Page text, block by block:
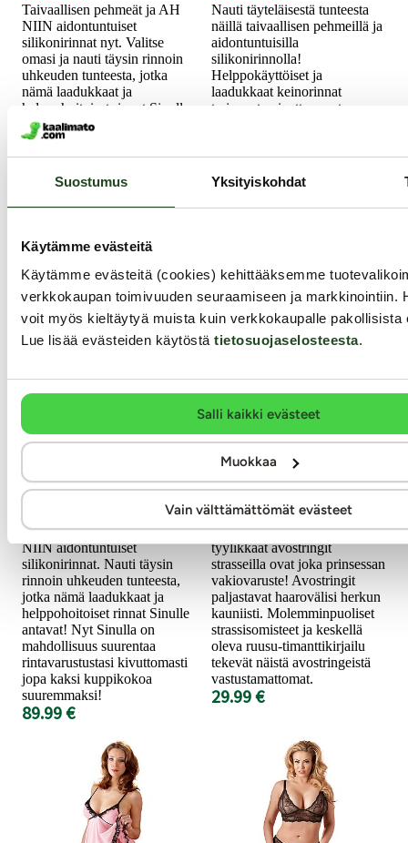
Suostumus Yksityiskohdat
Käytämme evästeitä
Käytämme evästeitä (cookies) kehittääksemme
verkkokaupan toimivuuden seuraamiseen ja markkinointiin.
voit myös kieltäytyä muista kuin verkkokaupalle pakollisista
Lue lisää evästeiden käytöstä tietosuojaselosteesta.
Salli kaikki evästeet
Muokkaa
Vain välttämättömät evästeet
Taivaallisen pehmeät ja AH
NIIN aidontuntuiset
silikonirinnat nyt. Valitse
omasi ja nauti täysin rinnoin
uhkeuden tunteesta, jotka
nämä laadukkaat ja
helppohoitoiset rinnat Sinulle
antavat! Nyt Sinulla on
mahdollisuus suurentaa
rintavarustustasi kivuttomasti
jopa neljä kuppikokoa
suuremmaksi!
199.99 €
Nauti täyteläisestä tunteesta
näillä taivaallisen pehmeillä ja
aidontuntuisilla
silikonirinnolla!
Helppokäyttöiset ja
laadukkaat keinorinnat
tarjoavat vaivattoman tavan
kivuttomasti.
119.99 €
Silikonirinnat, S-
koko
Taivaallisen pehmeät ja AH
NIIN aidontuntuiset
silikonirinnat. Nauti täysin
rinnoin uhkeuden tunteesta,
jotka nämä laadukkaat ja
helppohoitoiset rinnat Sinulle
antavat! Nyt Sinulla on
mahdollisuus suurentaa
rintavarustustasi kivuttomasti
jopa kaksi kuppikokoa
suuremmaksi!
89.99 €
Cottelli Collection
String with black
Kimaltavan seksikkäät ja
tyylikkäät avostringit
strasseilla ovat joka prinsessan
vakiovaruste! Avostringit
paljastavat haarovälisi herkun
kauniisti. Molemminpuoliset
strassisomisteet ja keskellä
oleva ruusu-timanttikirjailu
tekevät näistä avostringeistä
vastustamattomat.
29.99 €